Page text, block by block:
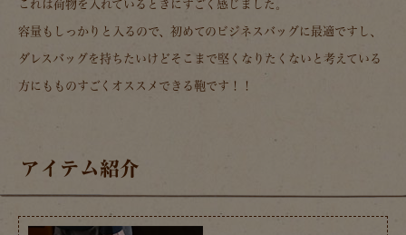
これは荷物を入れているときにすごく感じました。
容量もしっかりと入るので、初めてのビジネスバッグに最適ですし、
ダレスバッグを持ちたいけどそこまで堅くなりたくないと考えている
方にもものすごくオススメできる鞄です！！
アイテム紹介